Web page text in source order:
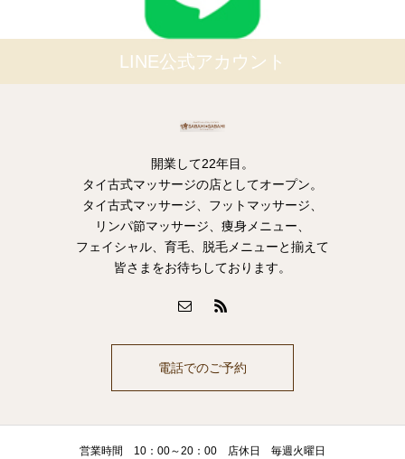
LINE公式アカウント
開業して22年目。
タイ古式マッサージの店としてオープン。
タイ古式マッサージ、フットマッサージ、
リンパ節マッサージ、痩身メニュー、
フェイシャル、育毛、脱毛メニューと揃えて
皆さまをお待ちしております。
電話でのご予約
営業時間 10：00～20：00 店休日 毎週火曜日